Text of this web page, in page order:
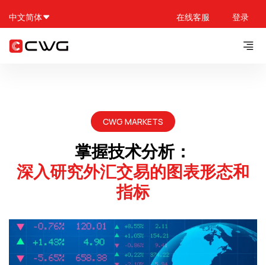
中文简体 在线客服 登录
CWG MARKETS
掌握技术分析：
深入研究外汇交易的图表形态和
指标